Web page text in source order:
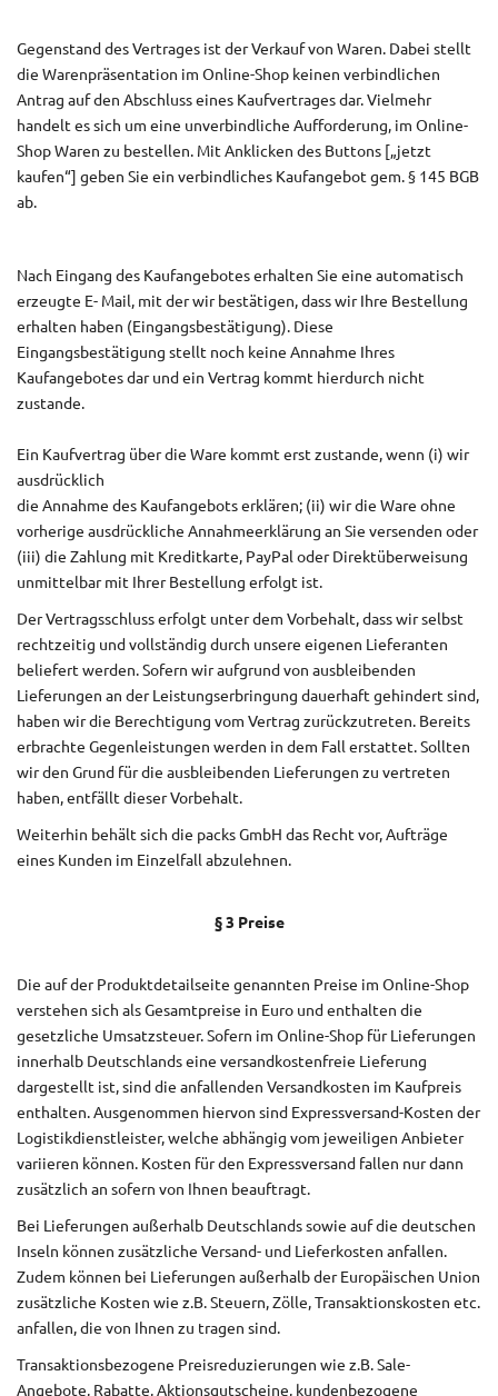
Gegenstand des Vertrages ist der Verkauf von Waren. Dabei stellt
die Warenpräsentation im Online-Shop keinen verbindlichen
Antrag auf den Abschluss eines Kaufvertrages dar. Vielmehr
handelt es sich um eine unverbindliche Aufforderung, im Online-
Shop Waren zu bestellen. Mit Anklicken des Buttons [„jetzt
kaufen“] geben Sie ein verbindliches Kaufangebot gem. § 145 BGB
ab.
Nach Eingang des Kaufangebotes erhalten Sie eine automatisch
erzeugte E- Mail, mit der wir bestätigen, dass wir Ihre Bestellung
erhalten haben (Eingangsbestätigung). Diese
Eingangsbestätigung stellt noch keine Annahme Ihres
Kaufangebotes dar und ein Vertrag kommt hierdurch nicht
zustande.
Ein Kaufvertrag über die Ware kommt erst zustande, wenn (i) wir
ausdrücklich
die Annahme des Kaufangebots erklären; (ii) wir die Ware ohne
vorherige ausdrückliche Annahmeerklärung an Sie versenden oder
(iii) die Zahlung mit Kreditkarte, PayPal oder Direktüberweisung
unmittelbar mit Ihrer Bestellung erfolgt ist.
Der Vertragsschluss erfolgt unter dem Vorbehalt, dass wir selbst
rechtzeitig und vollständig durch unsere eigenen Lieferanten
beliefert werden. Sofern wir aufgrund von ausbleibenden
Lieferungen an der Leistungserbringung dauerhaft gehindert sind,
haben wir die Berechtigung vom Vertrag zurückzutreten. Bereits
erbrachte Gegenleistungen werden in dem Fall erstattet. Sollten
wir den Grund für die ausbleibenden Lieferungen zu vertreten
haben, entfällt dieser Vorbehalt.
Weiterhin behält sich die packs GmbH das Recht vor, Aufträge
eines Kunden im Einzelfall abzulehnen.
§ 3 Preise
Die auf der Produktdetailseite genannten Preise im Online-Shop
verstehen sich als Gesamtpreise in Euro und enthalten die
gesetzliche Umsatzsteuer. Sofern im Online-Shop für Lieferungen
innerhalb Deutschlands eine versandkostenfreie Lieferung
dargestellt ist, sind die anfallenden Versandkosten im Kaufpreis
enthalten. Ausgenommen hiervon sind Expressversand-Kosten der
Logistikdienstleister, welche abhängig vom jeweiligen Anbieter
variieren können. Kosten für den Expressversand fallen nur dann
zusätzlich an sofern von Ihnen beauftragt.
Bei Lieferungen außerhalb Deutschlands sowie auf die deutschen
Inseln können zusätzliche Versand- und Lieferkosten anfallen.
Zudem können bei Lieferungen außerhalb der Europäischen Union
zusätzliche Kosten wie z.B. Steuern, Zölle, Transaktionskosten etc.
anfallen, die von Ihnen zu tragen sind.
Transaktionsbezogene Preisreduzierungen wie z.B. Sale-
Angebote, Rabatte, Aktionsgutscheine, kundenbezogene